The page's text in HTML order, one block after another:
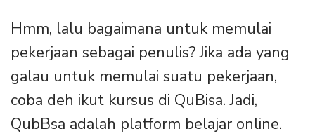
Hmm, lalu bagaimana untuk memulai
pekerjaan sebagai penulis? Jika ada yang
galau untuk memulai suatu pekerjaan,
coba deh ikut kursus di QuBisa. Jadi,
QubBsa adalah platform belajar online.